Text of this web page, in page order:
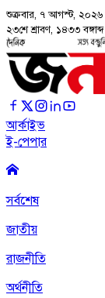
শুক্রবার, ৭ আগস্ট, ২০২৬
২৩শে শ্রাবণ, ১৪৩৩ বঙ্গাব্দ
আর্কাইভ
ই-পেপার
সর্বশেষ
জাতীয়
রাজনীতি
অর্থনীতি